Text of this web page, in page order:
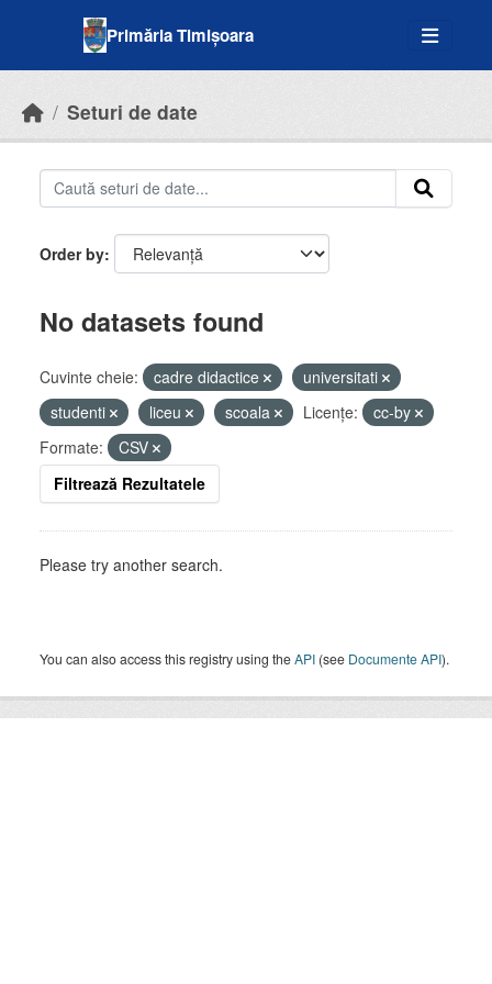
Primăria Timișoara
Seturi de date
Order by
No datasets found
Cuvinte cheie: cadre didactice
universitati
studenti
liceu scoala Licenţe:
cc-by
Formate:
CSV
Filtrează Rezultatele
Please try another search.
You can also access this registry using theAPI (see Documente API).